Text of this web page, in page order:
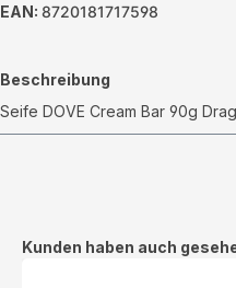
EAN: 8720181717598
Beschreibung
Seife DOVE Cream Bar 90g
Produktgalerie überspringen
Kunden haben auch